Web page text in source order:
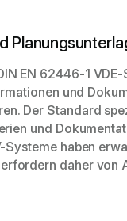
EN 62446-1
und
Der Standard
und
Systeme haben
daher von